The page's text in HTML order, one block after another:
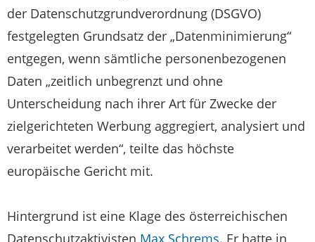
der Datenschutzgrundverordnung (DSGVO)
festgelegten Grundsatz der „Datenminimierung“
entgegen, wenn sämtliche personenbezogenen
Daten „zeitlich unbegrenzt und ohne
Unterscheidung nach ihrer Art für Zwecke der
zielgerichteten Werbung aggregiert, analysiert und
verarbeitet werden“, teilte das höchste
europäische Gericht mit.
Hintergrund ist eine Klage des österreichischen
Datenschutzaktivisten Max Schrems. Er hatte in